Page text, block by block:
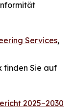
Services,
finden Sie auf
2025–2030